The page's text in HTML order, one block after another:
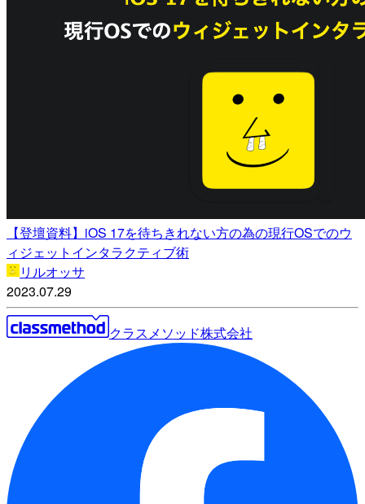
【登壇資料】iOS 17を待ちきれない方の為の現行OSでのウ
ィジェットインタラクティブ術
リルオッサ
2023.07.29
クラスメソッド株式会社